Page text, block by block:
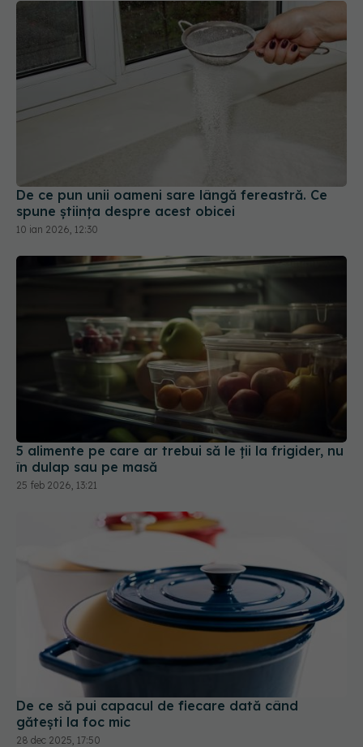
De ce pun unii oameni sare lângă fereastră. Ce
5 alimente pe care ar trebui să le ții la frigider, nu
în dulap sau pe masă
25 feb 2026, 13:21
De ce să pui capacul de fiecare dată când
gătești la foc mic
28 dec 2025, 17:50